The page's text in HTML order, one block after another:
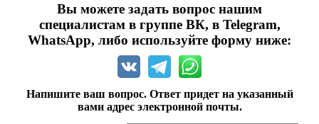
Вы можете задать вопрос нашим
специалистам в группе ВК, в Telegram,
WhatsApp, либо используйте форму ниже:
Напишите ваш вопрос. Ответ придет на указанный
вами адрес электронной почты.